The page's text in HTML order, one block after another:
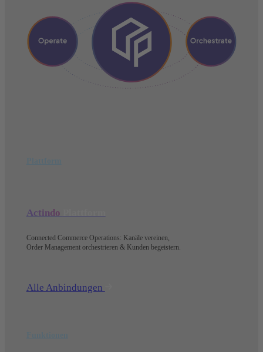
Actindo
Connected Commerce Operations: Kanäle vereinen,
Order Management orchestrieren & Kunden begeistern.
Alle Anbindungen